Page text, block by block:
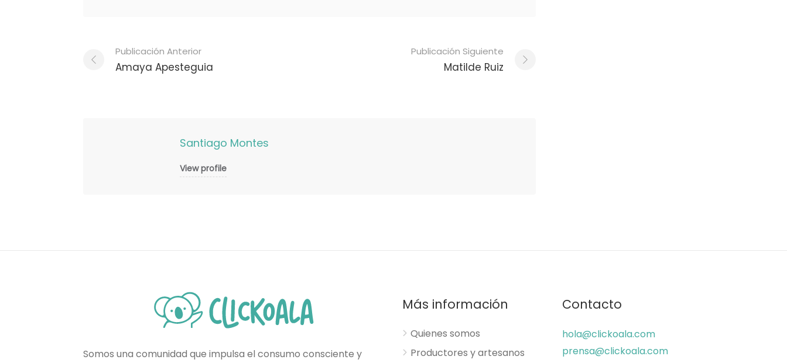
Navegación
de
Publicación Anterior
Amaya Apesteguia
Publicación Siguiente
Matilde Ruiz
Santiago Montes
View profile
Somos una comunidad que impulsa el consumo consciente y
Más información
Quienes somos
Productores y artesanos
Contacto
hola@clickoala.com
prensa@clickoala.com